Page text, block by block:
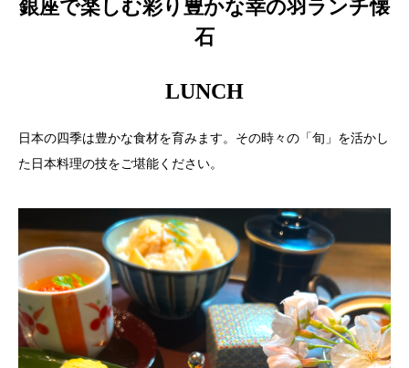
銀座で楽しむ彩り豊かな幸の羽ランチ懐
石
LUNCH
日本の四季は豊かな食材を育みます。その時々の「旬」を活かし
た日本料理の技をご堪能ください。